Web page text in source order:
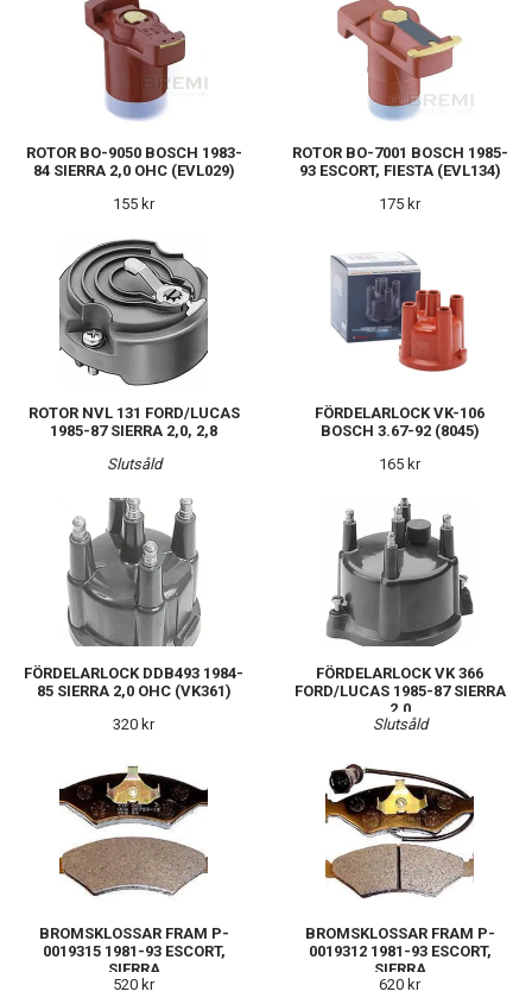
ROTOR BO-9050 BOSCH 1983-
84 SIERRA 2,0 OHC (EVL029)
155 kr
ROTOR BO-7001 BOSCH 1985-
93 ESCORT, FIESTA (EVL134)
175 kr
ROTOR NVL 131 FORD/LUCAS
1985-87 SIERRA 2,0, 2,8
Slutsåld
FÖRDELARLOCK VK-106
BOSCH 3.67-92 (8045)
165 kr
FÖRDELARLOCK DDB493 1984-
85 SIERRA 2,0 OHC (VK361)
320 kr
FÖRDELARLOCK VK 366
FORD/LUCAS 1985-87 SIERRA
2,0
Slutsåld
BROMSKLOSSAR FRAM P-
0019315 1981-93 ESCORT,
SIERRA
520 kr
BROMSKLOSSAR FRAM P-
0019312 1981-93 ESCORT,
SIERRA
620 kr